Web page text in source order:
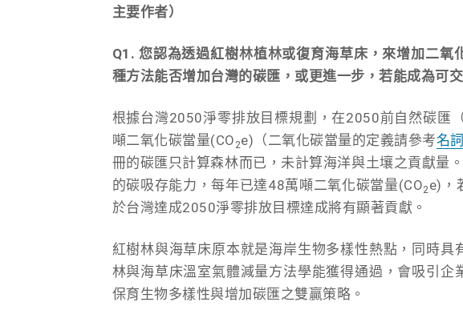
主要作者）
Q1. 您認為透過紅樹林植林或復育海草床，來增加二
種方法能否增加台灣的碳匯，或更進一步，若能成為可
根據台灣2050淨零排放目標規劃，在2050前自然碳匯
噸二氧化碳當量(CO 2e)（二氧化碳當量的定義請參考名
冊的碳匯只計算森林而已，未計算海洋與土壤之貢獻量
的碳吸存能力，每年已達48萬噸二氧化碳當量(CO2 e)，
於台灣達成2050淨零排放目標達成將有顯著貢獻。
紅樹林與海草床原本就是海岸生物多樣性熱點，同時
林與海草床溫室氣體減量方法學能獲得通過，會吸引
保育生物多樣性與增加碳匯之雙贏策略。